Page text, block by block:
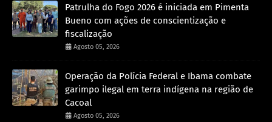
Patrulha do Fogo 2026 é iniciada em Pimenta
Bueno com ações de conscientização e
fiscalização
Agosto 05, 2026
Operação da Polícia Federal e Ibama combate
garimpo ilegal em terra indígena na região de
Cacoal
Agosto 05, 2026